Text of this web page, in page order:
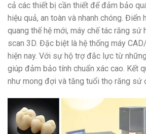
cả các thiết bị cần thiết để đảm bảo
hiệu quả, an toàn và nhanh chóng. Điển
quang thế hệ mới, máy chế tác răng sứ
scan 3D. Đặc biệt là hệ thống máy
hiện nay. Với sự hộ trợ đắc lực từ
giúp đảm bảo tính chuẩn xác cao. Kết
như mong đợi và tăng tuổi thọ răng sứ